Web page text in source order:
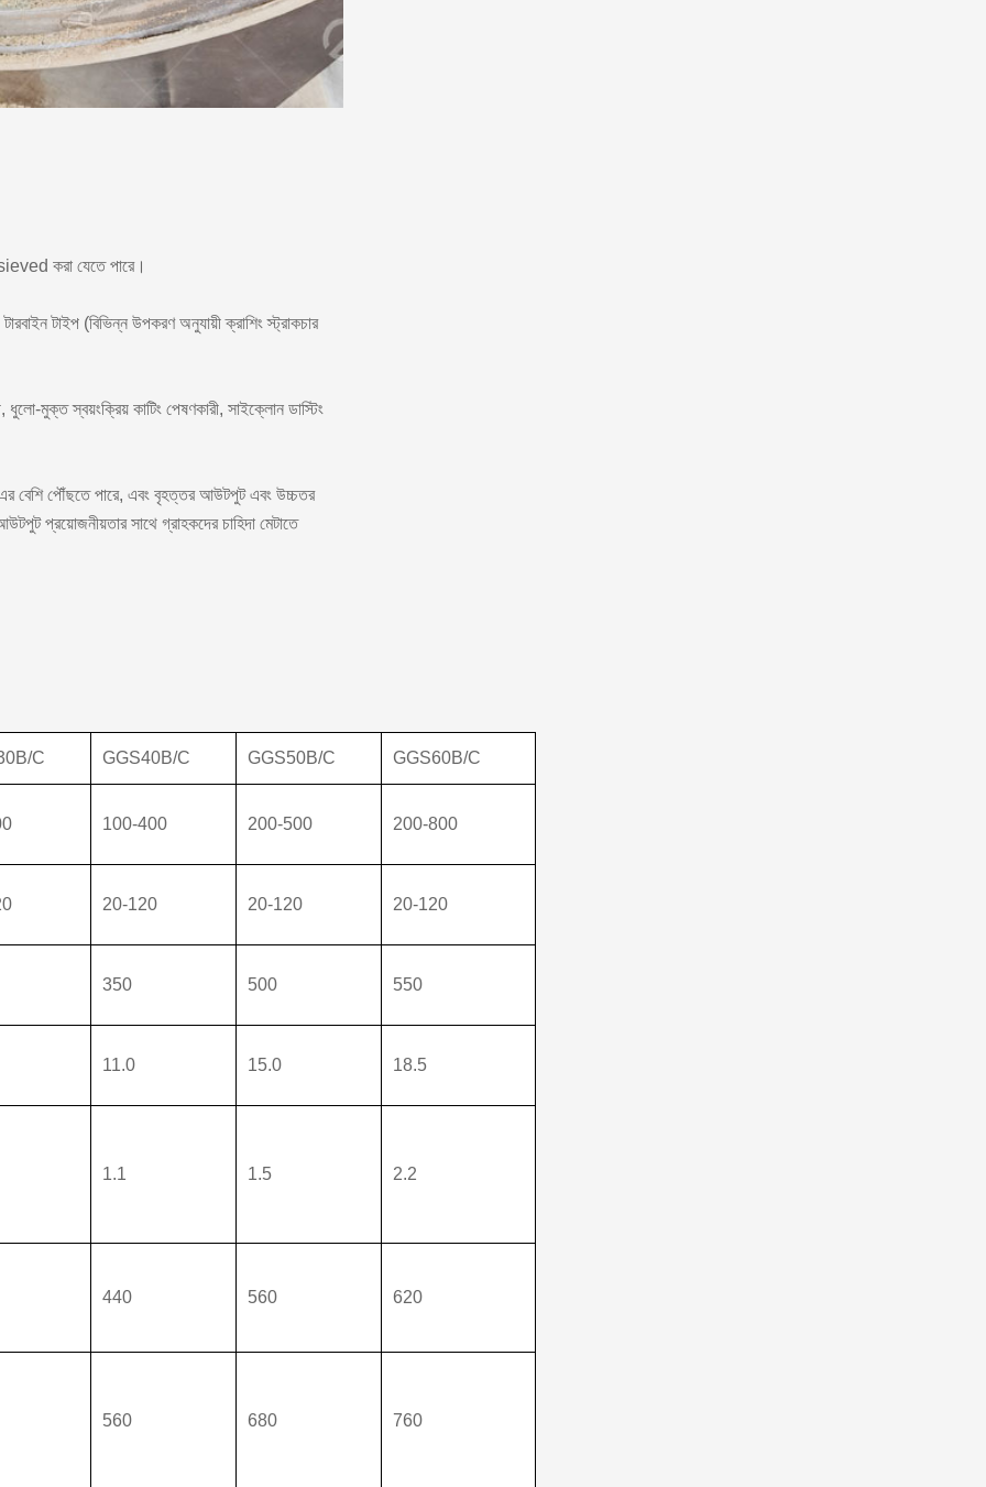
করা যেতে পারে।
টাইপ (বিভিন্ন উপকরণ অনুযায়ী ক্রাশিং স্ট্রাকচার
মুক্ত স্বয়ংক্রিয় কাটিং পেষণকারী, সাইক্লোন ডাস্টিং
বেশি পৌঁছতে পারে, এবং বৃহত্তর আউটপুট এবং উচ্চতর
প্রয়োজনীয়তার সাথে গ্রাহকদের চাহিদা মেটাতে
C GGS40B/C GGS50B/C GGS60B/C
100-400 200-500 200-800
20-120 20-120 20-120
350 500 550
11.0 15.0 18.5
1.1 1.5 2.2
440 560 620
560 680 760